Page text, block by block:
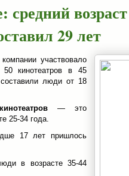
средний
29 лет
участвовало
50 кинотеатров в 45
составили люди от 18
— это
25-34 года.
17 лет пришлось
в возрасте 35-44